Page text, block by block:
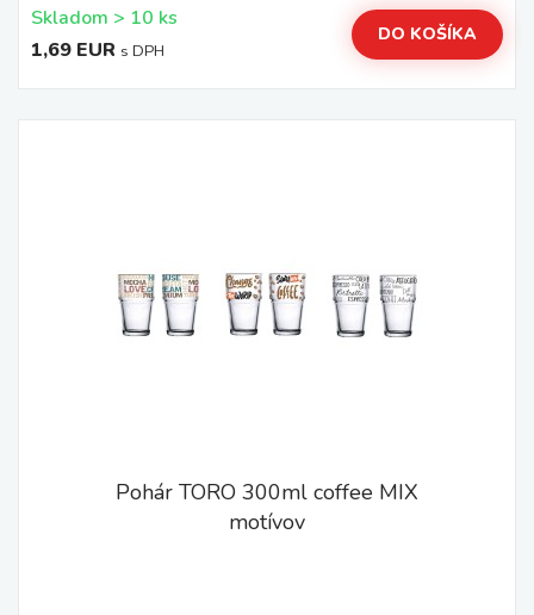
Skladom > 10 ks
1,69 EUR s DPH
DO KOŠÍKA
Pohár TORO 300ml coffee MIX
motívov